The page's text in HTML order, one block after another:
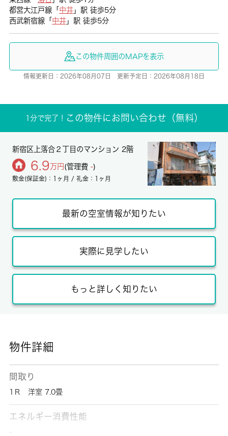
都営大江戸線「 中井」駅 徒歩5分
西武新宿線「 中井」駅 徒歩5分
この物件周囲のMAPを表示
情報更新日：2026年08月07日 更新予定日：2026年08月18日
1分で完了！ この物件にお問い合わせ（無料）
新宿区上落合２丁目のマンション 2階
6.9 万円 (管理費 -)
敷金(保証金)：1ヶ月 / 礼金：1ヶ月
最新の空室情報が知りたい
実際に見学したい
もっと詳しく知りたい
物件詳細
間取り
1Ｒ 洋室 7.0畳
エネルギー消費性能
-